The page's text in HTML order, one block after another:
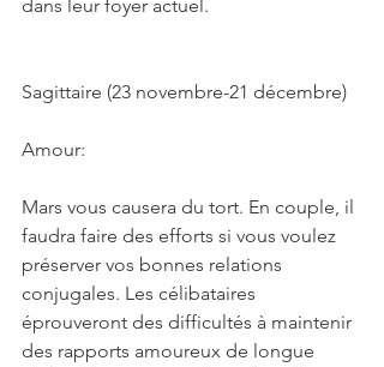
dans leur foyer actuel.
Sagittaire (23 novembre-21 décembre)
Amour:
Mars vous causera du tort. En couple, il
faudra faire des efforts si vous voulez
préserver vos bonnes relations
conjugales. Les célibataires
éprouveront des difficultés à maintenir
des rapports amoureux de longue